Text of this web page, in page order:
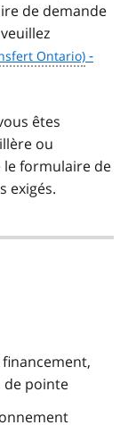
de demande
-
êtes
ou
formulaire de
exigés.
de pointe